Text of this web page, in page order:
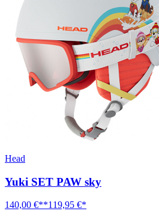
Head
Yuki SET PAW sky
140,00 €**119,95 €*